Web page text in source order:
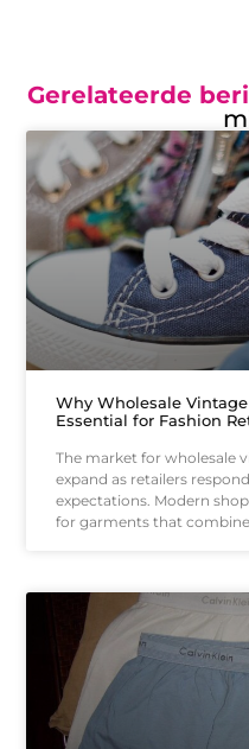
Gerelateerde
Why Wholesale
Essential for Fashion
The market for wholesale
expand as retailers
expectations. Modern
for garments that combine